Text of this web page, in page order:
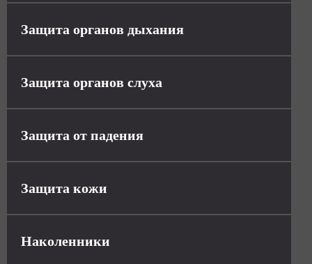
Защита органов дыхания
Защита органов слуха
Защита от падения
Защита кожи
Наколенники